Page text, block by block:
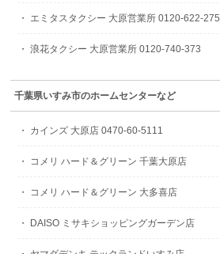
・ エミタスタクシー 大原営業所 0120-622-275
・ 浪花タクシー 大原営業所 0120-740-373
千葉県いすみ市のホームセンターなど
・ カインズ 大原店 0470-60-5111
・ コメリ ハード＆グリーン 千葉大原店
・ コメリ ハード＆グリーン 大多喜店
・ DAISO ミサキショッピングガーデン店